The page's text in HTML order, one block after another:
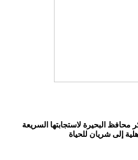
البحيرة لاستجابتها السريعة
إلى شريان للحياة